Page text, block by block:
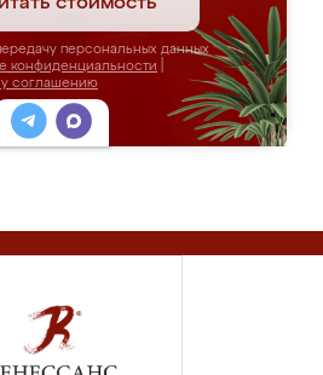
персональных данных
конфиденциальности
соглашению